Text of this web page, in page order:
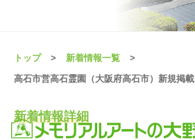
トップ
新着情報一覧
高石市営高石霊園（大阪府高石市）新規掲載
新着情報詳細